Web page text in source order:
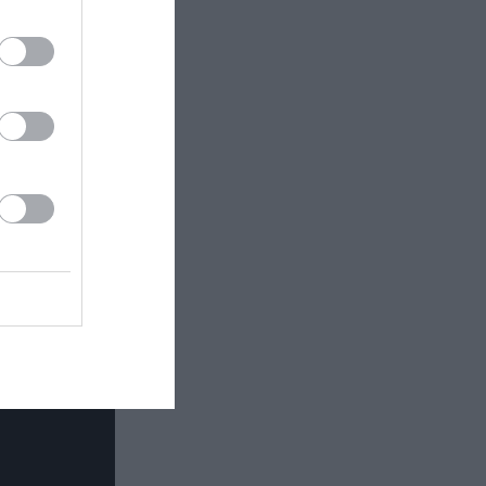
με
του
Κάτω.